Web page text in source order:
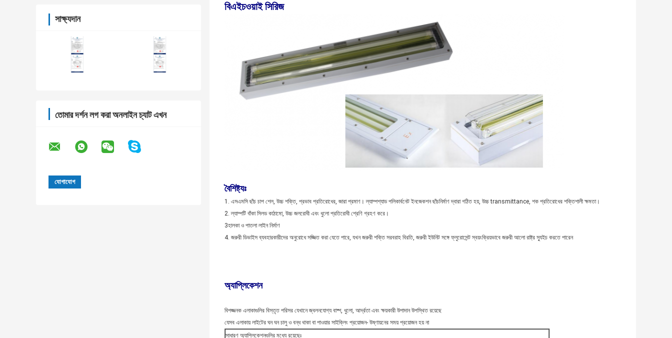
সাক্ষ্যদান
তোমার দর্শন লগ করা অনলাইন চ্যাট এখন
বিএইচওয়াই সিরিজ
বৈশিষ্ট্যঃ
1. এসএমসি ছাঁচ চাপ শেল, উচ্চ শক্তি, প্রভাব প্রতিরোধের, জারা প্রমাণ। ল্যাম্পশ্যাড পলিকার্বনেট ইনজেকশন ছাঁচনির্মাণ দ্বারা গঠিত হয়, উচ্চ transmittance, শক প্রতিরোধের শক্তিশালী ক্ষমতা।
2. ল্যাম্পটি বাঁকা সিলড কাঠামো, উচ্চ জলরোধী এবং ধুলো প্রতিরোধী শ্রেণি গ্রহণ করে।
3হালকা ও পাতলা লাইন নির্মাণ
4. জরুরী ডিভাইস ব্যবহারকারীদের অনুরোধে সজ্জিত করা যেতে পারে, যখন জরুরী শক্তি সরবরাহ বিরতি, জরুরী ইউনিট সঙ্গে ফ্লুরোসেন্ট স্বয়ংক্রিয়ভাবে জরুরী আলো রাষ্ট্র স্যুইচ করতে পারেন
অ্যাপ্লিকেশন
বিপজ্জনক এলাকাগুলির বিস্তৃত পরিসর যেখানে জ্বলনযোগ্য বাষ্প, ধুলো, আর্দ্রতা এবং ক্ষয়কারী উপাদান উপস্থিত রয়েছে
যেসব এলাকায় লাইটের ঘন ঘন চালু ও বন্ধ থাকা বা পাওয়ার সাইক্লিং প্রয়োজন- উষ্ণায়নের সময় প্রয়োজন হয় না
সাধারণ অ্যাপ্লিকেশনগুলির মধ্যে রয়েছেঃ